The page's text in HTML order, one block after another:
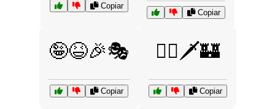
Copiar
Copiar
🤪😆🎉🎭
Copiar
🦹‍♀️🗡️🏰
Copiar